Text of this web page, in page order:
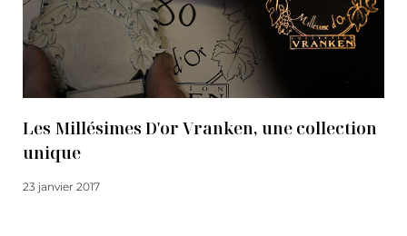
Les Millésimes D'or Vranken, une collection
unique
23 janvier 2017